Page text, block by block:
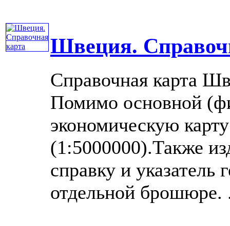
Швеция.
Справочная карта
Помимо основной
экономическую
(1:5000000).Также
справку и указатель
отдельной брошюре.